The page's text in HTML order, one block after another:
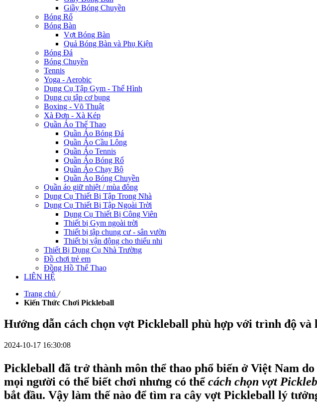
Giầy Bóng Chuyền
Bóng Rổ
Bóng Bàn
Vợt Bóng Bàn
Quả Bóng Bàn và Phụ Kiện
Bóng Đá
Bóng Chuyền
Tennis
Yoga - Aerobic
Dụng Cụ Tập Gym - Thể Hình
Dụng cụ tập cơ bụng
Boxing - Võ Thuật
Xà Đơn - Xà Kép
Quần Áo Thể Thao
Quần Áo Bóng Đá
Quần Áo Cầu Lông
Quần Áo Tennis
Quần Áo Bóng Rổ
Quần Áo Chạy Bộ
Quần Áo Bóng Chuyền
Quần áo giữ nhiệt / mùa đông
Dụng Cụ Thiết Bị Tập Trong Nhà
Dụng Cụ Thiết Bị Tập Ngoài Trời
Dụng Cụ Thiết Bị Công Viên
Thiết bị Gym ngoài trời
Thiết bị tập chung cư - sân vườn
Thiết bị vận động cho thiếu nhi
Thiết Bị Dụng Cụ Nhà Trường
Đồ chơi trẻ em
Đồng Hồ Thể Thao
LIÊN HỆ
Trang chủ /
Kiến Thức Chơi Pickleball
Hướng dẫn cách chọn vợt Pickleball phù hợp với trình độ và
2024-10-17 16:30:08
Pickleball đã trở thành môn thể thao phổ biến ở Việt Nam
mọi người có thể biết chơi nhưng có thể cách chọn vợt
bắt đầu. Vậy làm thế nào để tìm ra cây vợt Pickleball lý